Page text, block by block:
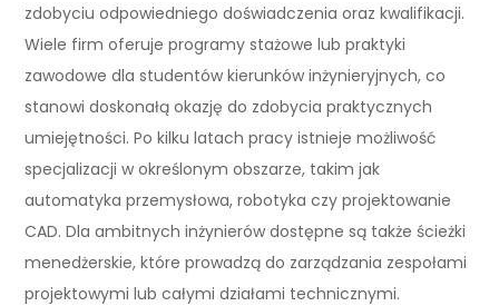
zdobyciu odpowiedniego doświadczenia oraz kwalifikacji.
Wiele firm oferuje programy stażowe lub praktyki
zawodowe dla studentów kierunków inżynieryjnych, co
stanowi doskonałą okazję do zdobycia praktycznych
umiejętności. Po kilku latach pracy istnieje możliwość
specjalizacji w określonym obszarze, takim jak
automatyka przemysłowa, robotyka czy projektowanie
CAD. Dla ambitnych inżynierów dostępne są także ścieżki
menedżerskie, które prowadzą do zarządzania zespołami
projektowymi lub całymi działami technicznymi.